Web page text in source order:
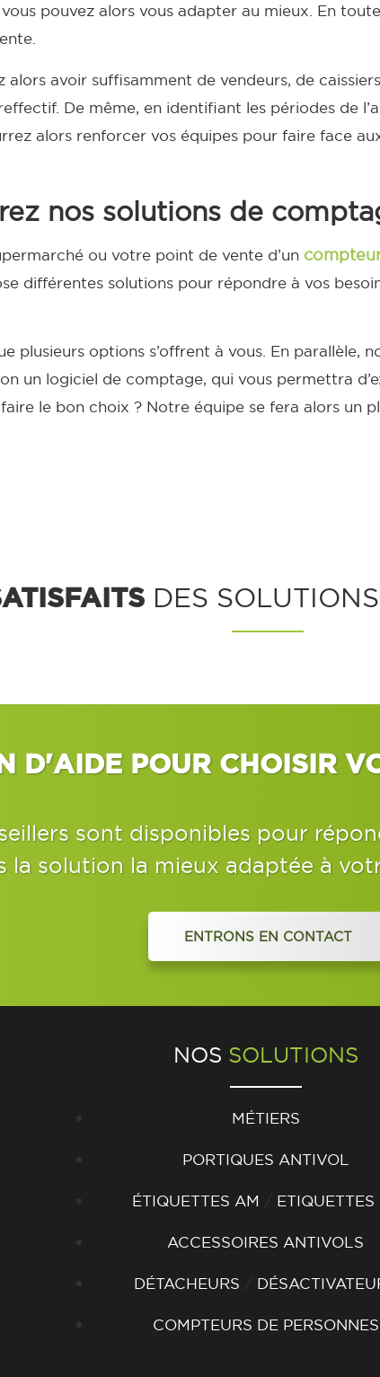
pouvez alors vous adapter au mieux. En
avoir suffisamment de vendeurs, de
De même, en identifiant les périodes de
alors renforcer vos équipes pour faire face
nos solutions de
ou votre point de vente d’un
différentes solutions pour répondre à vos
plusieurs options s’offrent à vous. En parallèle,
un logiciel de comptage, qui vous permettra
le bon choix ? Notre équipe se fera alors un
DES
D'AIDE POUR CHOISIR
sont disponibles pour
la solution la mieux adaptée à
ENTRONS EN CONTACT
NOS SOLUTIONS
MÉTIERS
PORTIQUES ANTIVOL
ÉTIQUETTES AM ETIQUETTES
ACCESSOIRES ANTIVOLS
DÉTACHEURS
COMPTEURS DE PERSONNES